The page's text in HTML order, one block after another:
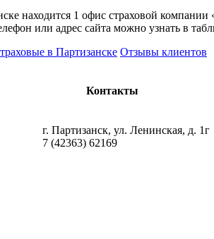
находится 1 офис страховой
или адрес сайта можно узнать в
в Партизанске Отзывы клиентов
Контакты
г. Партизанск, ул. Ленинская, д. 1г
7 (42363) 62169